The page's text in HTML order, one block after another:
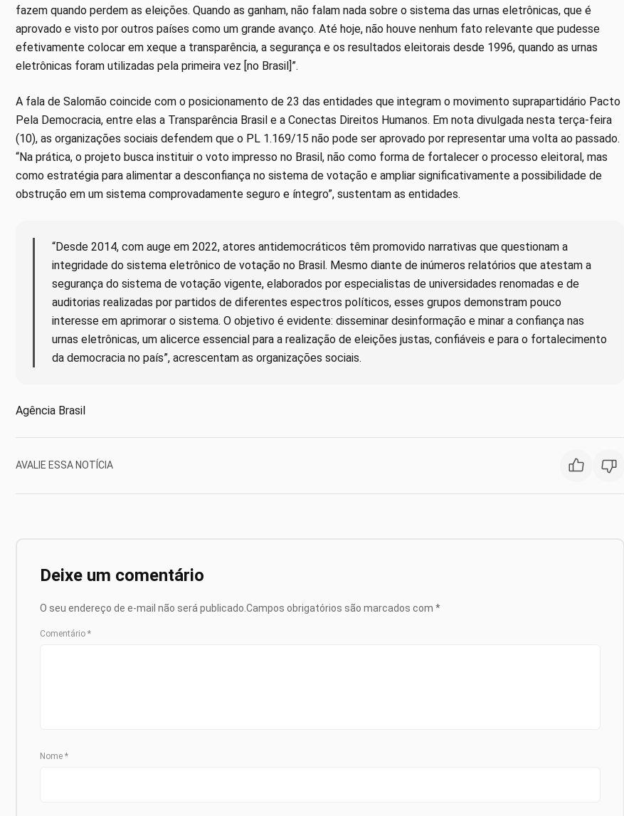
fazem quando perdem as eleições. Quando as ganham, não falam nada sobre o sistema das urnas eletrônicas, que é
aprovado e visto por outros países como um grande avanço. Até hoje, não houve nenhum fato relevante que pudesse
efetivamente colocar em xeque a transparência, a segurança e os resultados eleitorais desde 1996, quando as urnas
eletrônicas foram utilizadas pela primeira vez [no Brasil]”.
A fala de Salomão coincide com o posicionamento de 23 das entidades que integram o movimento suprapartidário Pacto
Pela Democracia, entre elas a Transparência Brasil e a Conectas Direitos Humanos. Em nota divulgada nesta terça-feira
(10), as organizações sociais defendem que o PL 1.169/15 não pode ser aprovado por representar uma volta ao passado.
“Na prática, o projeto busca instituir o voto impresso no Brasil, não como forma de fortalecer o processo eleitoral, mas
como estratégia para alimentar a desconfiança no sistema de votação e ampliar significativamente a possibilidade de
obstrução em um sistema comprovadamente seguro e íntegro”, sustentam as entidades.
“Desde 2014, com auge em 2022, atores antidemocráticos têm promovido narrativas que questionam a
integridade do sistema eletrônico de votação no Brasil. Mesmo diante de inúmeros relatórios que atestam a
segurança do sistema de votação vigente, elaborados por especialistas de universidades renomadas e de
auditorias realizadas por partidos de diferentes espectros políticos, esses grupos demonstram pouco
interesse em aprimorar o sistema. O objetivo é evidente: disseminar desinformação e minar a confiança nas
urnas eletrônicas, um alicerce essencial para a realização de eleições justas, confiáveis e para o fortalecimento
da democracia no país”, acrescentam as organizações sociais.
Agência Brasil
AVALIE ESSA NOTÍCIA
Deixe um comentário
O seu endereço de e-mail não será publicado. Campos obrigatórios são marcados com *
Comentário *
Nome *